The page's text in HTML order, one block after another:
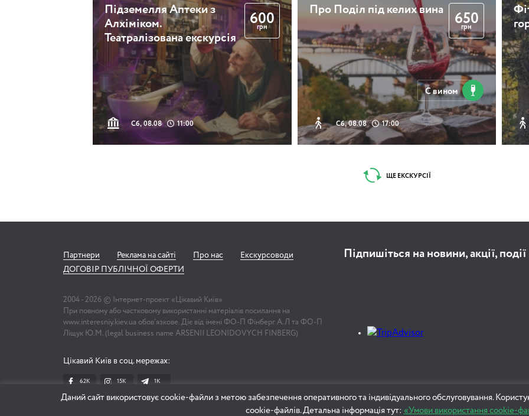
Даний сайт використовує cookie-файли з метою забезпечення оперативного та індивідуального обслуговування.
cookie-файлів. Детальна інформація тут: «Умови використання cookie-
екскурсія
3 години
Підземелля Аптеки з
Алхіміком.
Театралізована екскурсія
Сб, 08.08 11:00
600
грн
Про Поділ під келих вина
Сб, 08.08 17:00
650
грн
С вином
ЩЕ ЕКСКУРСІЇ
Партнери Реклама на сайті Про нас
Екскурсоводи
ДОГОВІР ПУБЛІЧНОЇ ОФЕРТИ
2004 - 2026 © Інтернет-проект «Цікавий Київ»
При повному або частковому використанні матеріалів посилання на
www.interesniy.kiev.ua обов'язкове. Діє від імені ФО-П Фінберг А.Л та ФО-П
Ліщук Ю.М. (legal business name ARSENII LEONIDOVYCH FINBERG)
Цікавий Київ в соц. мережах:
62K 15K 1К
Підпишіться на новини, акції, події